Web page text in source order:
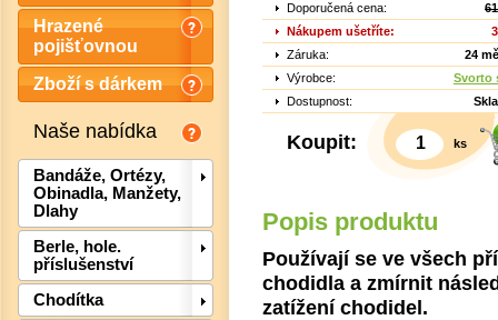
Hrazené
pojišťovnou
Zboží s dárkem
Naše nabídka
Bandáže, Ortézy,
Obinadla, Manžety,
Dlahy
Berle, hole.
příslušenství
Chodítka
Doporučená cena:
Nákupem ušetříte:
Záruka:
24
Výrobce:
Svorto
Dostupnost:
Koupit: ks
Popis produktu
Používají se ve všech
chodidla a zmírnit
zatížení chodidel.